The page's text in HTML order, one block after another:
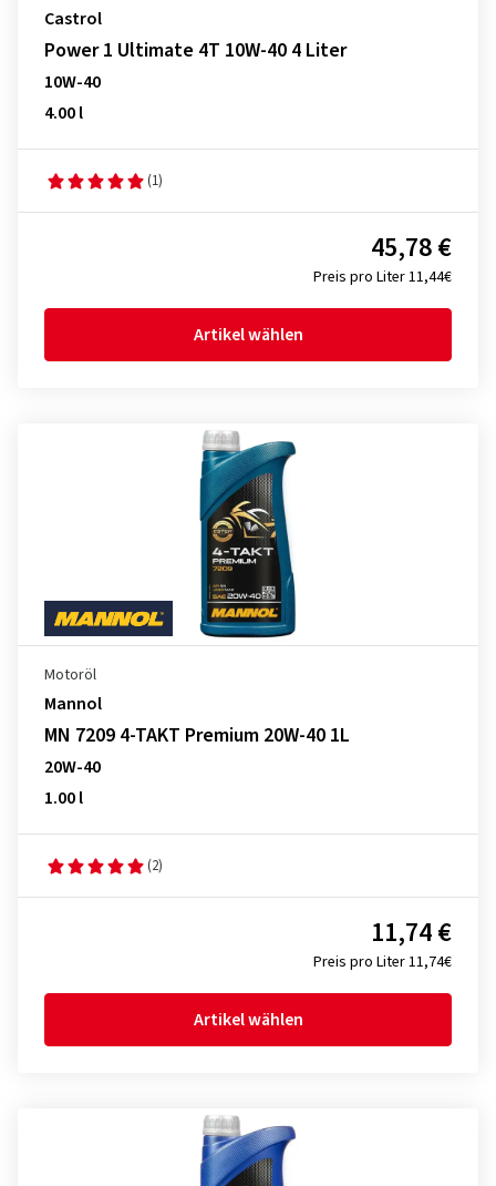
Castrol
Power 1 Ultimate 4T 10W-40 4 Liter
10W-40
4.00 l
(1)
Preis pro Liter 11,44€
45,78 €
Artikel wählen
Motoröl
Mannol
MN 7209 4-TAKT Premium 20W-40 1L
20W-40
1.00 l
(2)
Preis pro Liter 11,74€
11,74 €
Artikel wählen